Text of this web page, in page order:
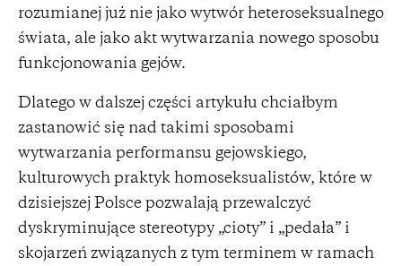
rozumianej już nie jako wytwór heteroseksualnego
świata, ale jako akt wytwarzania nowego sposobu
funkcjonowania gejów.
Dlatego w dalszej części artykułu chciałbym
zastanowić się nad takimi sposobami
wytwarzania performansu gejowskiego,
kulturowych praktyk homoseksualistów, które w
dzisiejszej Polsce pozwalają przewalczyć
dyskryminujące stereotypy „cioty” i „pedała” i
skojarzeń związanych z tym terminem w ramach